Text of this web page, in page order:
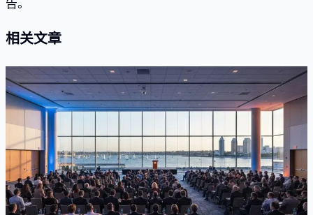
告。
相关文章
新闻动态
2026 年 AILA 圣地亚哥年会现场：发生了什么，
对移民申请人意味着什么
全美规模最大的移民律师年度盛会上周在圣地亚哥落幕。
这里用通俗的语言，带你回顾 AC26 都讲了什么，以及这
些主题折射出怎样的未来走向。